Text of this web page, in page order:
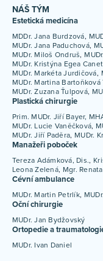
NÁŠ TÝM
Estetická medicína
MDDr. Jana Burdzová
MUDr. Jana Paduchová
MUDr. Miloš Ondruš
MUDr. Kristýna Egea Canet
MUDr. Markéta Jurdičová
MUDr. Martina Bartoňková
MUDr. Zuzana Ťulpová
Plastická chirurgie
Prim. MUDr. Jiří Bayer,
MUDr. Lucie Vaněčková
MUDr. Jiří Paděra MUDr.
Manažeři poboček
Tereza Adámková, Dis.
Leona Zelená Mgr.
Cévní ambulance
MUDr. Martin Petrlík
Oční chirurgie
MUDr. Jan Bydžovský
Ortopedie a
MUDr. Ivan Daniel